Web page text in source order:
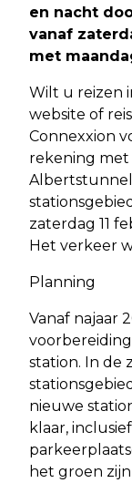
en nacht
vanaf
met
Wilt u reizen
website of
Connexxion
rekening met
zaterdag 11
Het verkeer
Planning
Vanaf najaar
station. In de
nieuwe
klaar,
het groen